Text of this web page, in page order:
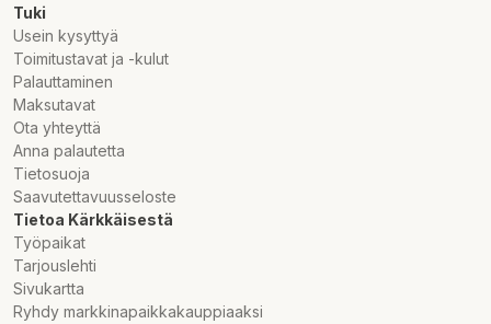
Tuki
Usein kysyttyä
Toimitustavat ja -kulut
Palauttaminen
Maksutavat
Ota yhteyttä
Anna palautetta
Tietosuoja
Saavutettavuusseloste
Tietoa Kärkkäisestä
Työpaikat
Tarjouslehti
Sivukartta
Ryhdy markkinapaikkakauppiaaksi